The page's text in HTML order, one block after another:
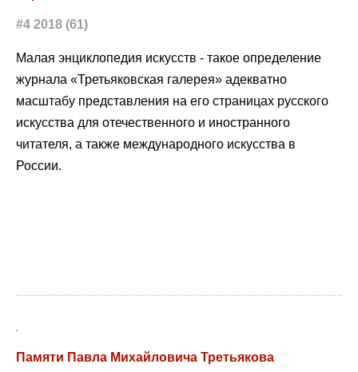
#4 2018 (61)
Малая энциклопедия искусств - такое определение
журнала «Третьяковская галерея» адекватно
масштабу представления на его страницах русского
искусства для отечественного и иностранного
читателя, а также международного искусства в
России.
Памяти Павла Михайловича Третьякова